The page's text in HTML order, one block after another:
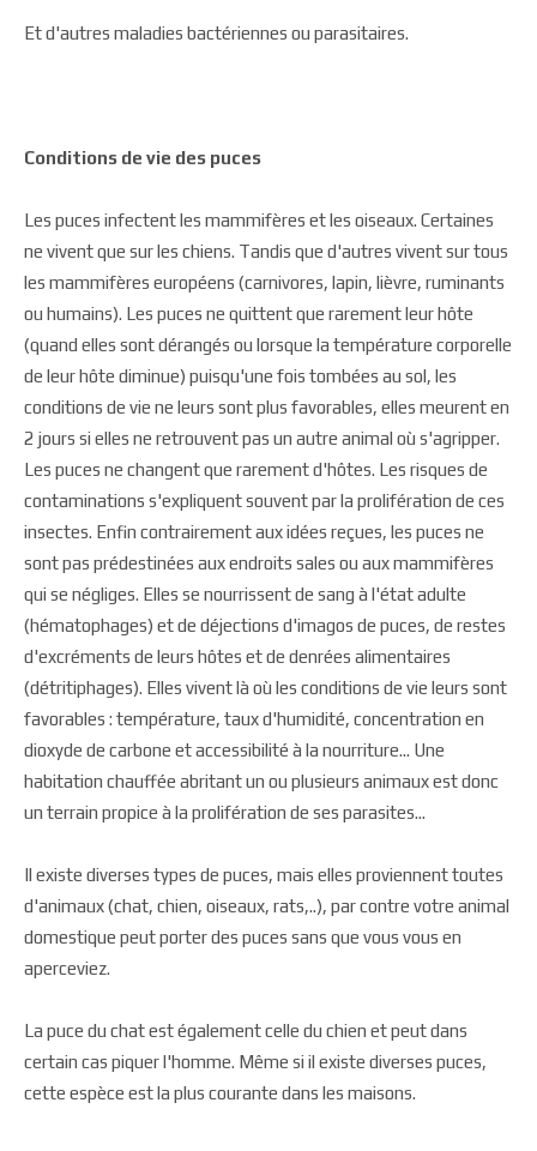
Et d'autres maladies bactériennes ou parasitaires.
Conditions de vie des puces
Les puces infectent les mammifères et les oiseaux. Certaines
ne vivent que sur les chiens. Tandis que d'autres vivent sur tous
les mammifères européens (carnivores, lapin, lièvre, ruminants
ou humains). Les puces ne quittent que rarement leur hôte
(quand elles sont dérangés ou lorsque la température corporelle
de leur hôte diminue) puisqu'une fois tombées au sol, les
conditions de vie ne leurs sont plus favorables, elles meurent en
2 jours si elles ne retrouvent pas un autre animal où s'agripper.
Les puces ne changent que rarement d'hôtes. Les risques de
contaminations s'expliquent souvent par la prolifération de ces
insectes. Enfin contrairement aux idées reçues, les puces ne
sont pas prédestinées aux endroits sales ou aux mammifères
qui se négliges. Elles se nourrissent de sang à l'état adulte
(hématophages) et de déjections d'imagos de puces, de restes
d'excréments de leurs hôtes et de denrées alimentaires
(détritiphages). Elles vivent là où les conditions de vie leurs sont
favorables : température, taux d'humidité, concentration en
dioxyde de carbone et accessibilité à la nourriture... Une
habitation chauffée abritant un ou plusieurs animaux est donc
un terrain propice à la prolifération de ses parasites...
Il existe diverses types de puces, mais elles proviennent toutes
d'animaux (chat, chien, oiseaux, rats,..), par contre votre animal
domestique peut porter des puces sans que vous vous en
aperceviez.
La puce du chat est également celle du chien et peut dans
certain cas piquer l'homme. Même si il existe diverses puces,
cette espèce est la plus courante dans les maisons.